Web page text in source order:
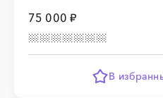
75 000 ₽
В